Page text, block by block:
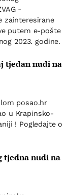
-
zainteresirane
putem e-pošte
2023. godine.
tjedan nudi na
posao.hr
u Krapinsko-
! Pogledajte o
tjedna nudi na